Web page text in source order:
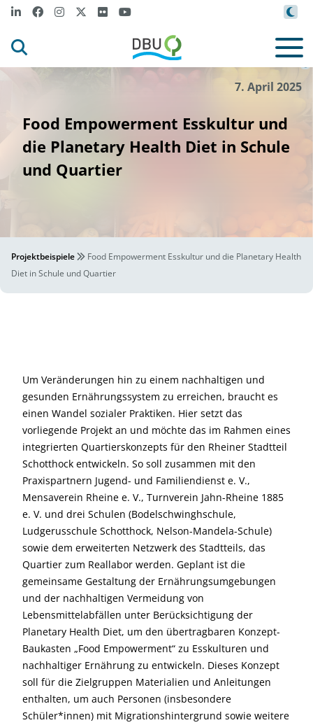
7. April 2025
Food Empowerment Esskultur und
die Planetary Health Diet in Schule
und Quartier
Projektbeispiele
Food Empowerment Esskultur und die Planetary Health
Diet in Schule und Quartier
Um Veränderungen hin zu einem nachhaltigen und
gesunden Ernährungssystem zu erreichen, braucht es
einen Wandel sozialer Praktiken. Hier setzt das
vorliegende Projekt an und möchte das im Rahmen eines
integrierten Quartierskonzepts für den Rheiner Stadtteil
Schotthock entwickeln. So soll zusammen mit den
Praxispartnern Jugend- und Familiendienst e. V.,
Mensaverein Rheine e. V., Turnverein Jahn-Rheine 1885
e. V. und drei Schulen (Bodelschwinghschule,
Ludgerusschule Schotthock, Nelson-Mandela-Schule)
sowie dem erweiterten Netzwerk des Stadtteils, das
Quartier zum Reallabor werden. Geplant ist die
gemeinsame Gestaltung der Ernährungsumgebungen
und der nachhaltigen Vermeidung von
Lebensmittelabfällen unter Berücksichtigung der
Planetary Health Diet, um den übertragbaren Konzept-
Baukasten „Food Empowerment“ zu Esskulturen und
nachhaltiger Ernährung zu entwickeln. Dieses Konzept
soll für die Zielgruppen Materialien und Anleitungen
enthalten, um auch Personen (insbesondere
Schüler*innen) mit Migrationshintergrund sowie weitere